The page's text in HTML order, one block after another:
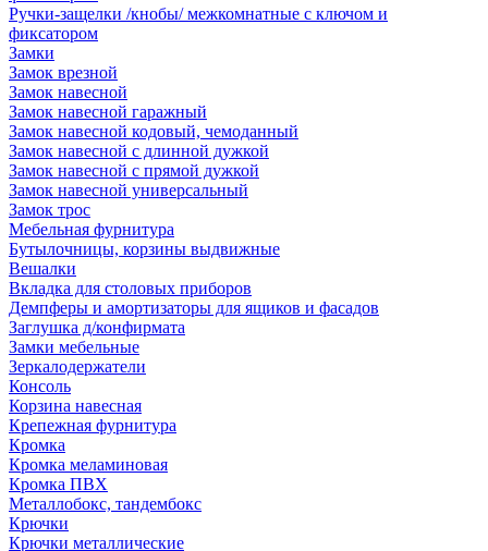
Ручки-защелки /кнобы/ межкомнатные с ключом и
фиксатором
Замки
Замок врезной
Замок навесной
Замок навесной гаражный
Замок навесной кодовый, чемоданный
Замок навесной с длинной дужкой
Замок навесной с прямой дужкой
Замок навесной универсальный
Замок трос
Мебельная фурнитура
Бутылочницы, корзины выдвижные
Вешалки
Вкладка для столовых приборов
Демпферы и амортизаторы для ящиков и фасадов
Заглушка д/конфирмата
Замки мебельные
Зеркалодержатели
Консоль
Корзина навесная
Крепежная фурнитура
Кромка
Кромка меламиновая
Кромка ПВХ
Металлобокс, тандембокс
Крючки
Крючки металлические